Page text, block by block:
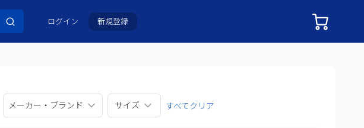
ログイン 新規登録
メーカー・ブランド サイズ すべてクリア